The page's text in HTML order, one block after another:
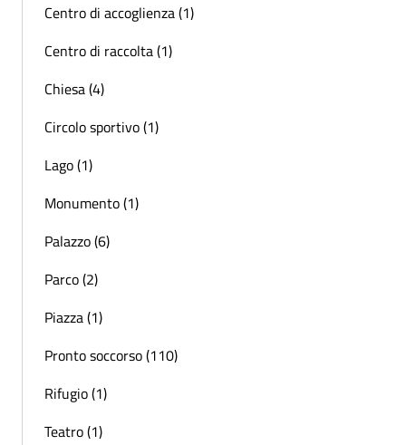
Centro di accoglienza (1)
Centro di raccolta (1)
Chiesa (4)
Circolo sportivo (1)
Lago (1)
Monumento (1)
Palazzo (6)
Parco (2)
Piazza (1)
Pronto soccorso (110)
Rifugio (1)
Teatro (1)